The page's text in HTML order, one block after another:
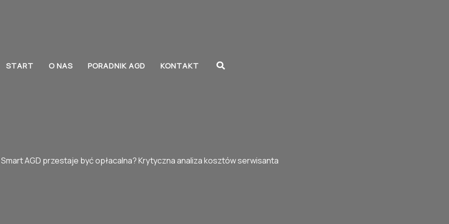
START O NAS PORADNIK AGD KONTAKT Szukaj
AGD przestaje być opłacalna? Krytyczna analiza kosztów serwisanta